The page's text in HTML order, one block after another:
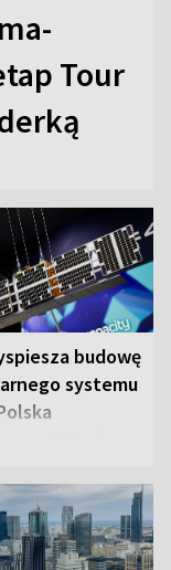
Tour
budowę
systemu
656 mln